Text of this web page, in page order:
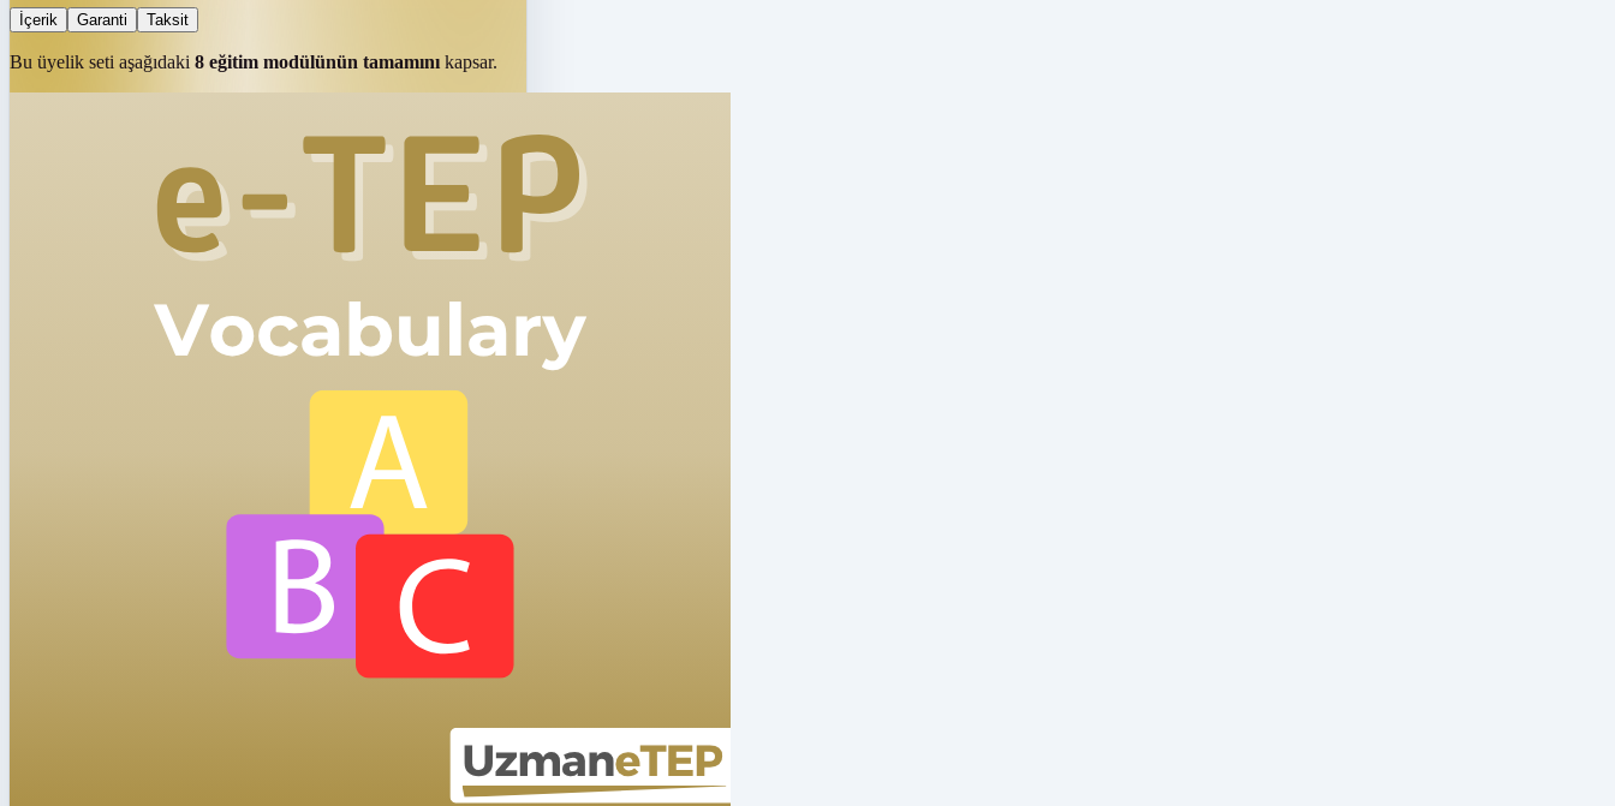
İçerik Garanti Taksit
Bu üyelik seti aşağıdaki 8 eğitim modülünün tamamını kapsar.